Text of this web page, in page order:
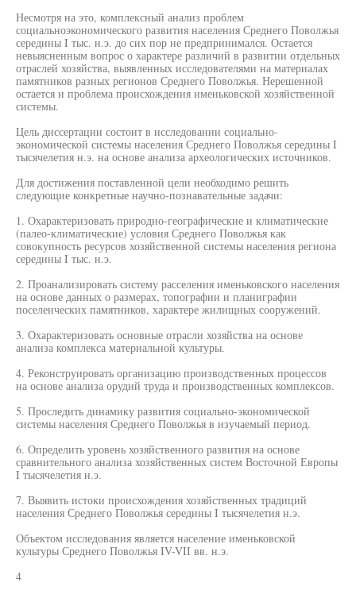
Несмотря на это, комплексный анализ проблем
социальноэкономического развития населения Среднего Поволжья
середины I тыс. н.э. до сих пор не предпринимался. Остается
невыясненным вопрос о характере различий в развитии отдельных
отраслей хозяйства, выявленных исследователями на материалах
памятников разных регионов Среднего Поволжья. Нерешенной
остается и проблема происхождения именьковской хозяйственной
системы.
Цель диссертации состоит в исследовании социально-
экономической системы населения Среднего Поволжья середины I
тысячелетия н.э. на основе анализа археологических источников.
Для достижения поставленной цели необходимо решить
следующие конкретные научно-познавательные задачи:
1. Охарактеризовать природно-географические и климатические
(палео-климатические) условия Среднего Поволжья как
совокупность ресурсов хозяйственной системы населения региона
середины I тыс. н.э.
2. Проанализировать систему расселения именьковского населения
на основе данных о размерах, топографии и планиграфии
поселенческих памятников, характере жилищных сооружений.
3. Охарактеризовать основные отрасли хозяйства на основе
анализа комплекса материальной культуры.
4. Реконструировать организацию производственных процессов
на основе анализа орудий труда и производственных комплексов.
5. Проследить динамику развития социально-экономической
системы населения Среднего Поволжья в изучаемый период.
6. Определить уровень хозяйственного развития на основе
сравнительного анализа хозяйственных систем Восточной Европы
I тысячелетия н.э.
7. Выявить истоки происхождения хозяйственных традиций
населения Среднего Поволжья середины I тысячелетия н.э.
Объектом исследования является население именьковской
культуры Среднего Поволжья IV-VII вв. н.э.
4